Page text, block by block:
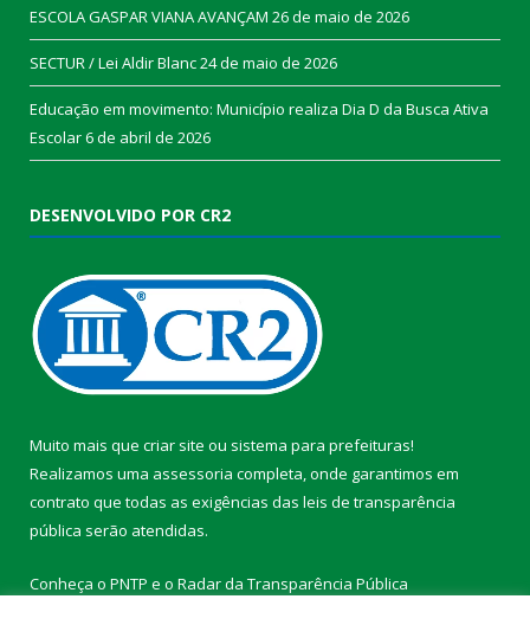
ESCOLA GASPAR VIANA AVANÇAM 26 de maio de 2026
SECTUR / Lei Aldir Blanc24 de maio de 2026
Educação em movimento: Município realiza Dia D da Busca Ativa
Escolar6 de abril de 2026
DESENVOLVIDO POR CR2
Muito mais que criar site ou sistema para prefeituras!
Realizamos uma assessoria completa, onde garantimos em
contrato que todas as exigências das leis de transparência
pública serão atendidas.
Conheça o PNTP e o Radar da Transparência Pública